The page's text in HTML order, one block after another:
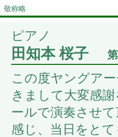
敬称略
ピアノ
田知本 桜子
この度ヤングア
きまして大変感
ールで演奏させ
感じ、当日をと